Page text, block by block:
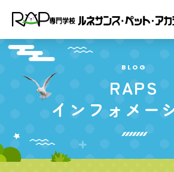
BLOG
RAPS
インフォメー